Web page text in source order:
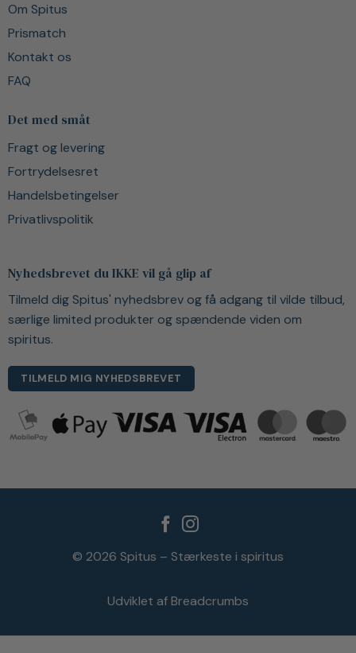
Om Spitus
Prismatch
Kontakt os
FAQ
Det med småt
Fragt og levering
Fortrydelsesret
Handelsbetingelser
Privatlivspolitik
Nyhedsbrevet du IKKE vil gå glip af
Tilmeld dig Spitus' nyhedsbrev og få adgang til vilde tilbud,
særlige limited produkter og spændende viden om
spiritus.
TILMELD MIG NYHEDSBREVET
© 2026 Spitus – Stærkeste i spiritus
Udviklet af Breadcrumbs